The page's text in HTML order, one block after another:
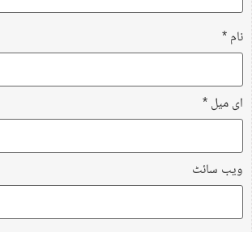
نام*
ای میل*
ویب‌ سائٹ